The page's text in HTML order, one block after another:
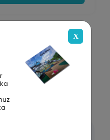
ve farklı kullanım
bilgiler.
X